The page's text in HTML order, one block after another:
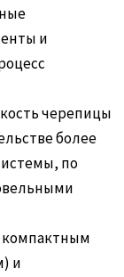
и
черепицы
более
по
компактным
и